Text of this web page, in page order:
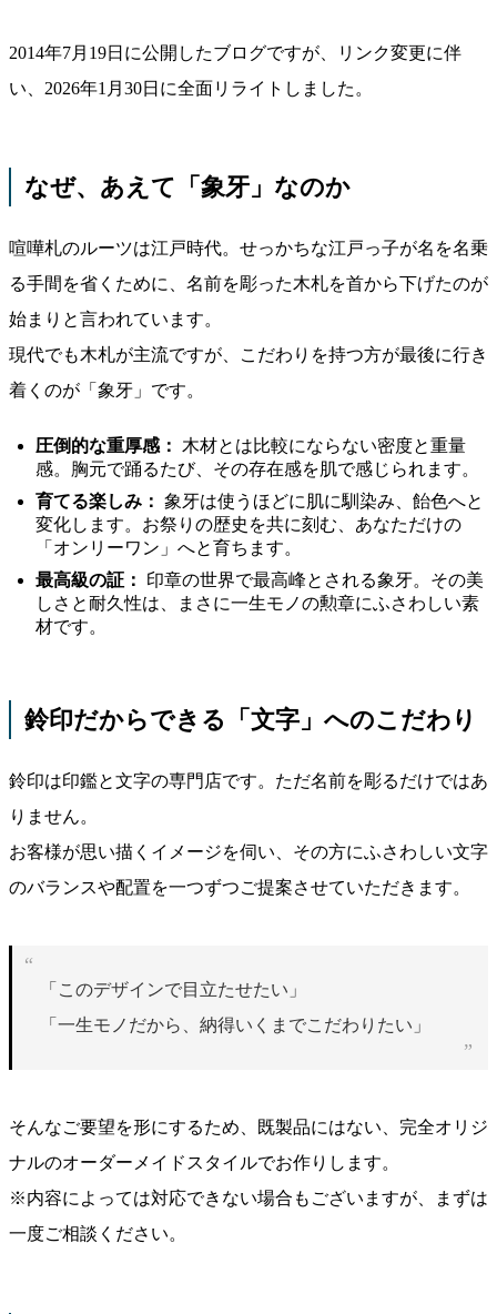
2014年7月19日に公開したブログですが、リンク変更に伴
い、2026年1月30日に全面リライトしました。
なぜ、あえて「象牙」なのか
喧嘩札のルーツは江戸時代。せっかちな江戸っ子が名を名乗
る手間を省くために、名前を彫った木札を首から下げたのが
始まりと言われています。
現代でも木札が主流ですが、こだわりを持つ方が最後に行き
着くのが「象牙」です。
圧倒的な重厚感：
木材とは比較にならない密度と重量
感。胸元で踊るたび、その存在感を肌で感じられます。
育てる楽しみ： 象牙は使うほどに肌に馴染み、飴色へと
変化します。お祭りの歴史を共に刻む、あなただけの
「オンリーワン」へと育ちます。
最高級の証：
印章の世界で最高峰とされる象牙。その美
しさと耐久性は、まさに一生モノの勲章にふさわしい素
材です。
鈴印だからできる「文字」へのこだわり
鈴印は印鑑と文字の専門店です。ただ名前を彫るだけではあ
りません。
お客様が思い描くイメージを伺い、その方にふさわしい文字
のバランスや配置を一つずつご提案させていただきます。
「このデザインで目立たせたい」
「一生モノだから、納得いくまでこだわりたい」
そんなご要望を形にするため、既製品にはない、完全オリジ
ナルのオーダーメイドスタイルでお作りします。
※内容によっては対応できない場合もございますが、まずは
一度ご相談ください。